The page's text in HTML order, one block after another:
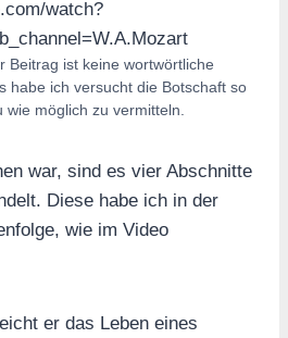
watch?
Beitrag ist keine wortwörtliche
habe ich versucht die Botschaft so
wie möglich zu vermitteln.
war, sind es vier Abschnitte
Diese habe ich in der
wie im Video
er das Leben eines